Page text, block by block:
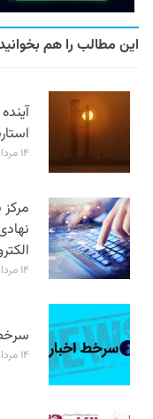
این مطالب را هم
۱۴ مرداد ۱۴۰۵
۱۴ مرداد ۱۴۰۵
سرخط
۱۴ مرداد ۱۴۰۵